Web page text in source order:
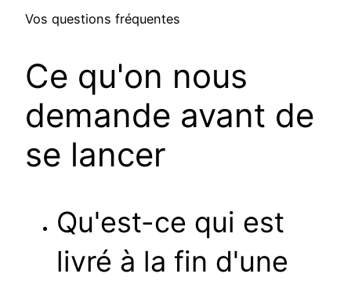
Vos questions fréquentes
Ce qu'on nous
demande avant de
se lancer
Qu'est-ce qui est
livré à la fin d'une